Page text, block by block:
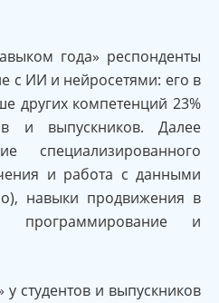
года» респонденты
с ИИ и нейросетями: его в
других компетенций 23%
и выпускников. Далее
специализированного
и работа с данными
навыки продвижения в
программирование и
студентов и выпускников